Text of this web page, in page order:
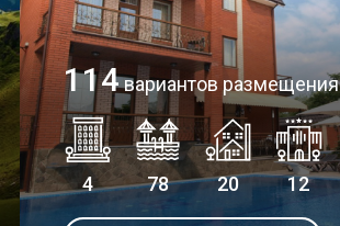
114вариантов размещения
4 78 20 12